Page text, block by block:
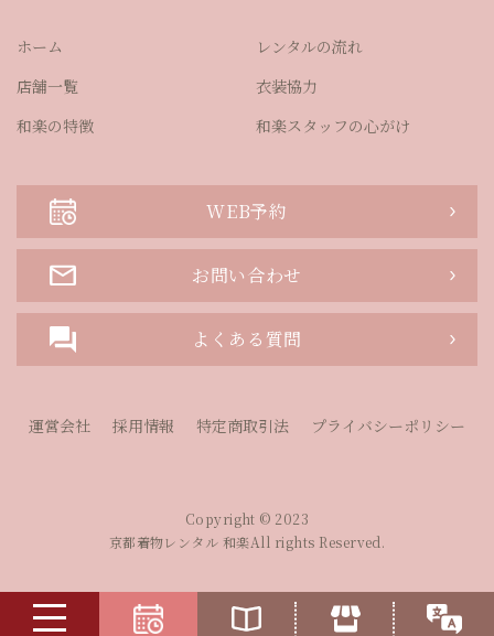
ホーム
店舗一覧
和楽の特徴
レンタルの流れ
衣装協力
和楽スタッフの心がけ
WEB予約
お問い合わせ
よくある質問
運営会社 採用情報 特定商取引法 プライバシーポリシー
Copyright © 2023
京都着物レンタル 和楽All rights Reserved.